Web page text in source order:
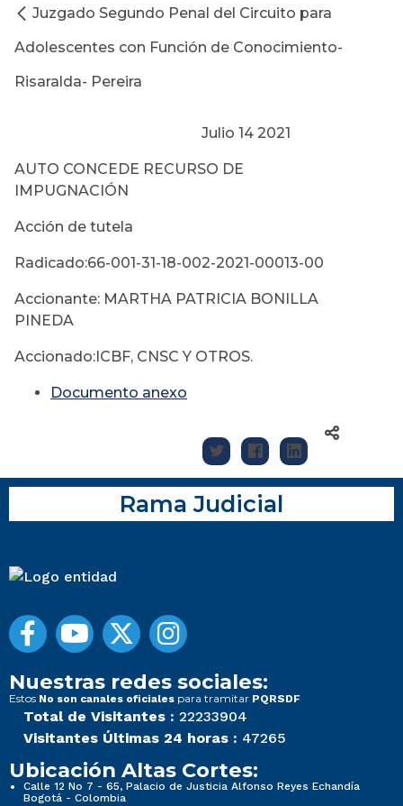
Juzgado Segundo Penal del Circuito para
Adolescentes con Función de Conocimiento-
Risaralda- Pereira
Julio 14 2021
AUTO CONCEDE RECURSO DE
IMPUGNACIÓN
Acción de tutela
Radicado:66-001-31-18-002-2021-00013-00
Accionante: MARTHA PATRICIA BONILLA
PINEDA
Accionado:ICBF, CNSC Y OTROS.
Documento anexo
Rama Judicial
Nuestras redes sociales:
Estos No son canales oficiales para tramitar PQRSDF
Total de Visitantes : 22233904
Visitantes Últimas 24 horas : 47265
Ubicación Altas Cortes:
Calle 12 No 7 - 65, Palacio de Justicia Alfonso Reyes Echandía
Bogotá - Colombia